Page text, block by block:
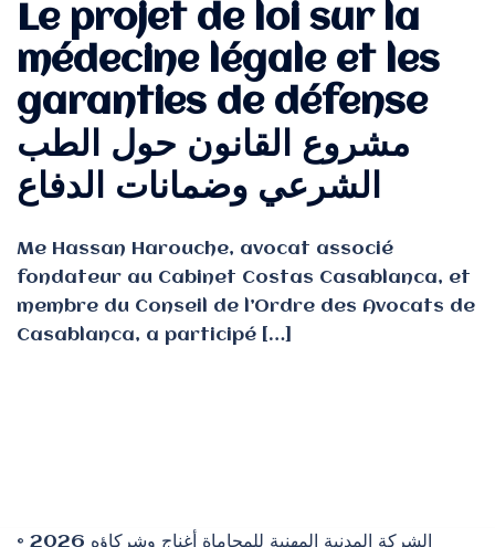
Le projet de loi sur la
médecine légale et les
garanties de défense
مشروع القانون حول الطب
الشرعي وضمانات الدفاع
Me Hassan Harouche, avocat associé
fondateur au Cabinet Costas Casablanca, et
membre du Conseil de l’Ordre des Avocats de
Casablanca, a participé […]
© 2026 الشركة المدنية المهنية للمحاماة أغناج وشركاؤه